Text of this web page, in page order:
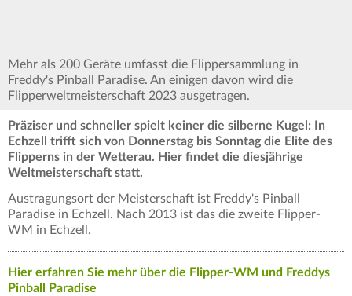
Mehr als 200 Geräte umfasst die Flippersammlung in
Freddy's Pinball Paradise. An einigen davon wird die
Flipperweltmeisterschaft 2023 ausgetragen.
Präziser und schneller spielt keiner die silberne Kugel: In
Echzell trifft sich von Donnerstag bis Sonntag die Elite des
Flipperns in der Wetterau. Hier findet die diesjährige
Weltmeisterschaft statt.
Austragungsort der Meisterschaft ist Freddy's Pinball
Paradise in Echzell. Nach 2013 ist das die zweite Flipper-
WM in Echzell.
Hier erfahren Sie mehr über die Flipper-WM und Freddys
Pinball Paradise